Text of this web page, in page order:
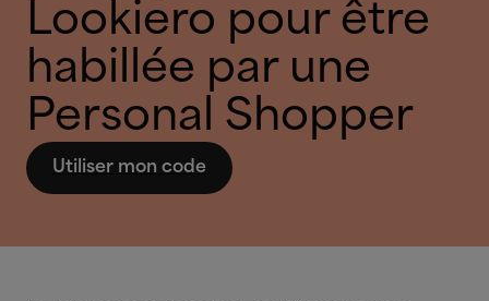
Lookiero pour être
habillée par une
Personal Shopper
Utiliser mon code